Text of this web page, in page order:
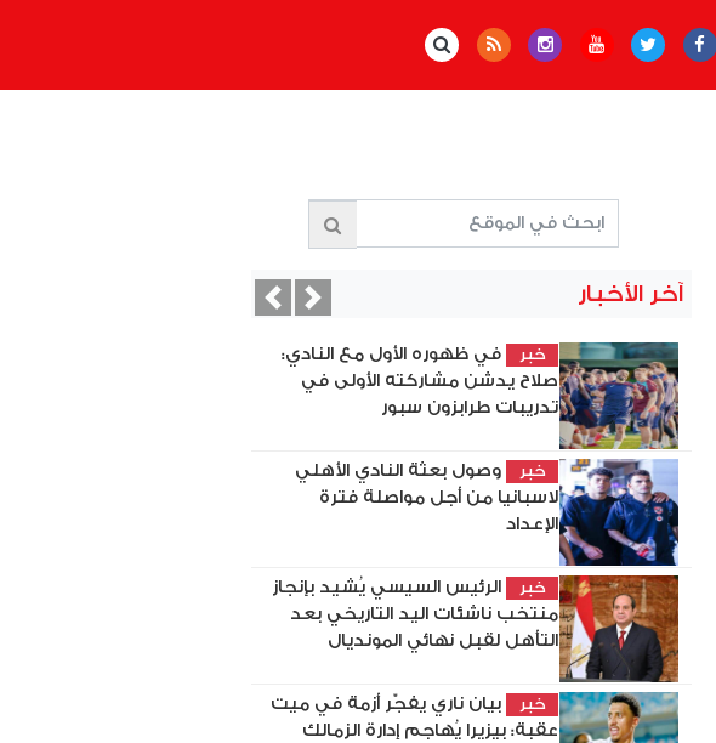
آخر الأخبار
خبر
في ظهوره الأول مع النادي:
صلاح يدشن مشاركته الأولى في
تدريبات طرابزون سبور
خبر
وصول بعثة النادي الأهلي
لاسبانيا من أجل مواصلة فترة
الإعداد
خبر
الرئيس السيسي يُشيد بإنجاز
منتخب ناشئات اليد التاريخي بعد
التأهل لقبل نهائي المونديال
خبر
بيان ناري يفجّر أزمة في ميت
عقبة: بيزيرا يُهاجم إدارة الزمالك
PreviousNext